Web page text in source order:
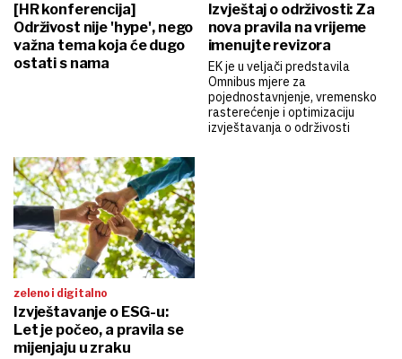
[HR konferencija]
Održivost nije 'hype', nego
važna tema koja će dugo
ostati s nama
Izvještaj o održivosti: Za
nova pravila na vrijeme
imenujte revizora
EK je u veljači predstavila
Omnibus mjere za
pojednostavnjenje, vremensko
rasterećenje i optimizaciju
izvještavanja o održivosti
zeleno i digitalno
Izvještavanje o ESG-u:
Let je počeo, a pravila se
mijenjaju u zraku